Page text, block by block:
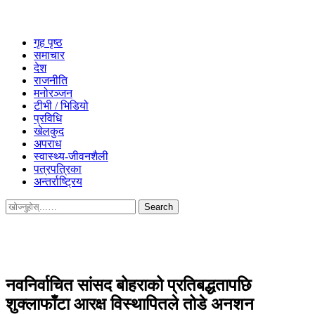
गृह पृष्ठ
समाचार
देश
राजनीति
मनोरञ्जन
टीभी / भिडियो
प्रविधि
खेलकुद
अपराध
स्वास्थ्य-जीवनशैली
पत्रपत्रिका
अन्तर्राष्ट्रिय
Search
for:
नवनिर्वाचित सांसद बोहराको प्रतिबद्धतापछि
शुक्लाफाँटा आरक्ष विस्थापितले तोडे अनशन